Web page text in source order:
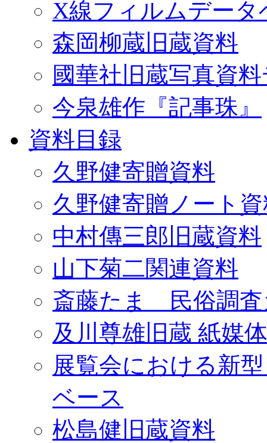
X線フィルムデータ
森岡柳蔵旧蔵資料
國華社旧蔵写真資
今泉雄作『記事珠』
資料目録
久野健寄贈資料
久野健寄贈ノート
中村傳三郎旧蔵資料
山下菊二関連資料
斎藤たま 民俗調査
及川尊雄旧蔵 紙媒
展覧会における新
ベース
松島健旧蔵資料